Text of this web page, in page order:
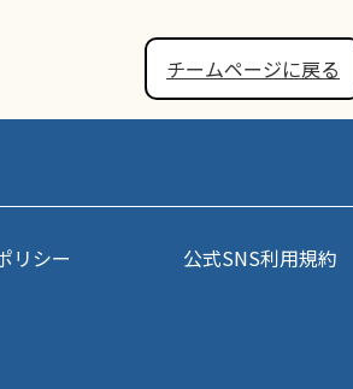
チームページに戻る
リシー
公式SNS利用規約